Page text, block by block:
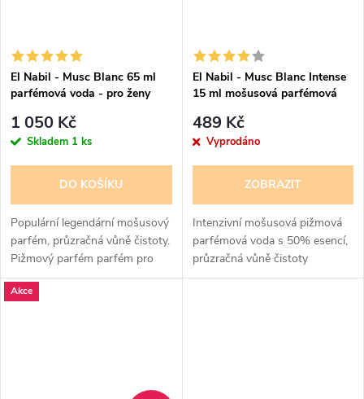
El Nabil - Musc Blanc 65 ml
parfémová voda - pro ženy
1 050 Kč
Skladem 1 ks
DO KOŠÍKU
Populární legendární mošusový
parfém, průzračná vůně čistoty.
Pižmový parfém parfém pro
ženy čisté pižmo s jemnými
květinovými a pudrovými tóny,
El Nabil - Musc Blanc Intense
15 ml mošusová parfémová
489 Kč
Vyprodáno
ZOBRAZIT
Intenzivní mošusová pižmová
parfémová voda s 50% esencí,
průzračná vůně čistoty
Akce